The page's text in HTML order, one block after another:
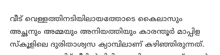
വീട് വെള്ളത്തിനടിയിലായത്തോടെ കൈലാസും
അച്ഛനും അമ്മയും അനിയത്തിയും കാരന്തൂര്‍ മാപ്പിള
സ്‌കൂളിലെ ദുരിതാശ്വസ ക്യാമ്പിലാണ് കഴിഞ്ഞിരുന്നത്.